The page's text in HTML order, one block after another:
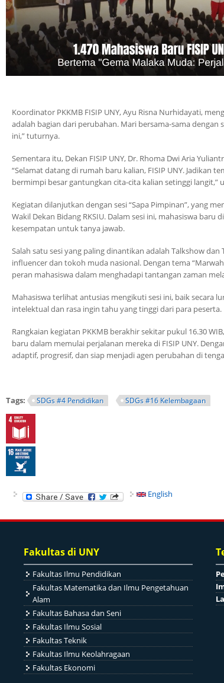
Koordinator PKKMB FISIP UNY, Ayu Risna Nurhidayati,
adalah bagian dari perubahan. Mari bersama-sama
ini,” tuturnya.
Sementara itu, Dekan FISIP UNY, Dr. Rhoma Dwi Aria
“Selamat datang di rumah baru kalian, FISIP UNY.
bermimpi besar gantungkan cita-cita kalian setinggi langit,”
Kegiatan dilanjutkan dengan sesi “Sapa Pimpinan”, yang
Wakil Dekan Bidang RKSIU. Dalam sesi ini, mahasiswa
kesempatan untuk tanya jawab.
Salah satu sesi yang paling dinantikan adalah Talkshow dan
influencer dan tokoh muda nasional. Dengan tema
peran mahasiswa dalam menghadapi tantangan zaman
Mahasiswa terlihat antusias mengikuti sesi ini, baik secara
intelektual dan rasa ingin tahu yang tinggi dari para peserta.
Rangkaian kegiatan PKKMB berakhir sekitar pukul 16.30
baru dalam memulai perjalanan mereka di FISIP UNY.
adaptif, progresif, dan siap menjadi agen perubahan di
Tags: SDGs #4 Pendidikan SDGs #16 Kelembagaan
English
Fakultas di UNY
Fakultas Ilmu Pendidikan
Fakultas Matematika dan Ilmu Pengetahuan
Alam
Fakultas Bahasa dan Seni
Fakultas Ilmu Sosial
Fakultas Teknik
Fakultas Ilmu Keolahragaan
Fakultas Ekonomi